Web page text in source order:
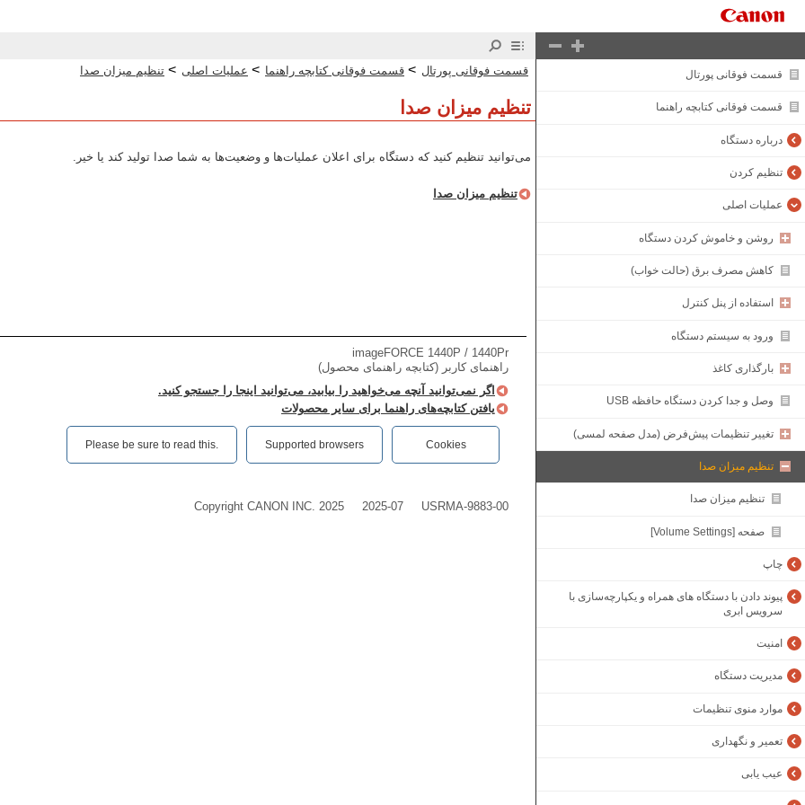
قسمت فوقانی پورتال
قسمت فوقانی کتابچه راهنما
درباره دستگاه
تنظیم کردن
عملیات اصلی
روشن و خاموش کردن دستگاه
کاهش مصرف برق (حالت خواب)
استفاده از پنل کنترل
ورود به سیستم دستگاه
بارگذاری کاغذ
وصل و جدا کردن دستگاه حافظه USB
تغییر تنظیمات پیش‌فرض (‏مدل صفحه لمسی)
تنظیم میزان صدا
تنظیم میزان صدا
صفحه [Volume Settings]
چاپ
پیوند دادن با دستگاه های همراه و یکپارچه‌سازی با
سرویس ابری
امنیت
مدیریت دستگاه
موارد منوی تنظیمات
تعمیر و نگهداری
عیب یابی
قسمت فوقانی پورتال > قسمت فوقانی کتابچه راهنما > عملیات اصلی > تنظیم میزان صدا
تنظیم میزان صدا
می‌توانید تنظیم کنید که دستگاه برای اعلان عملیات‌ها و وضعیت‌ها به شما صدا تولید کند یا خیر.
تنظیم میزان صدا
imageFORCE 1440P / 1440Pr
راهنمای کاربر (کتابچه راهنمای محصول)
اگر نمی‌توانید آنچه می‌خواهید را بیابید، می‌توانید اینجا را جستجو کنید.
یافتن کتابچه‌های راهنما برای سایر محصولات
Please be sure to read this.‎ Supported browsers Cookies
USRMA-9883-00
2025-07
Copyright CANON INC. 2025